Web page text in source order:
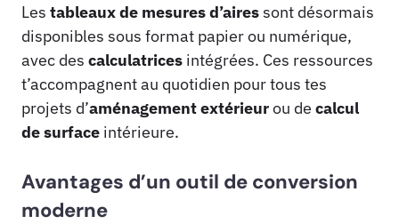
Les tableaux de mesures d’airessont désormais
disponibles sous format papier ou numérique,
avec des calculatrices intégrées. Ces ressources
t’accompagnent au quotidien pour tous tes
projets d’aménagement extérieurou de calcul
de surface intérieure.
Avantages d’un outil de conversion
moderne